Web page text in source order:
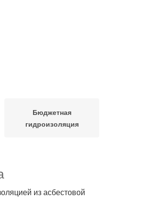
Бюджетная
гидроизоляция
из асбестовой